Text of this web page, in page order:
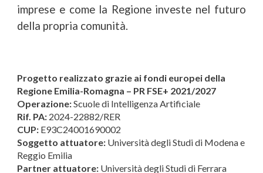
imprese e come la Regione investe nel futuro
della propria comunità.
Progetto realizzato grazie ai fondi europei della
Regione Emilia-Romagna – PR FSE+ 2021/2027
Operazione:Scuole di Intelligenza Artificiale
Rif. PA: 2024-22882/RER
CUP: E93C24001690002
Soggetto attuatore: Università degli Studi di Modena e
Reggio Emilia
Partner attuatore: Università degli Studi di Ferrara